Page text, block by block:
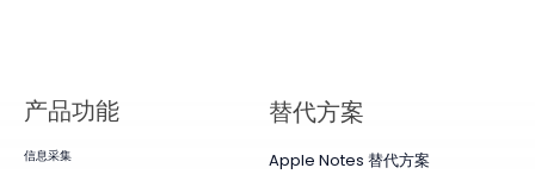
产品​功能
信息采集
替代方案
Apple Notes 替代方案